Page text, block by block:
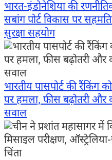
भारत-इंडोनेशिया की
सबांग पोर्ट विकास पर
सुरक्षा सहयोग
भारतीय पासपोर्ट की रैंकिंग
पर हमला, फीस बढ़ोतरी और
सवाल